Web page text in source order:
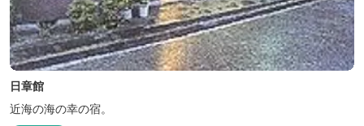
日章館
近海の海の幸の宿。